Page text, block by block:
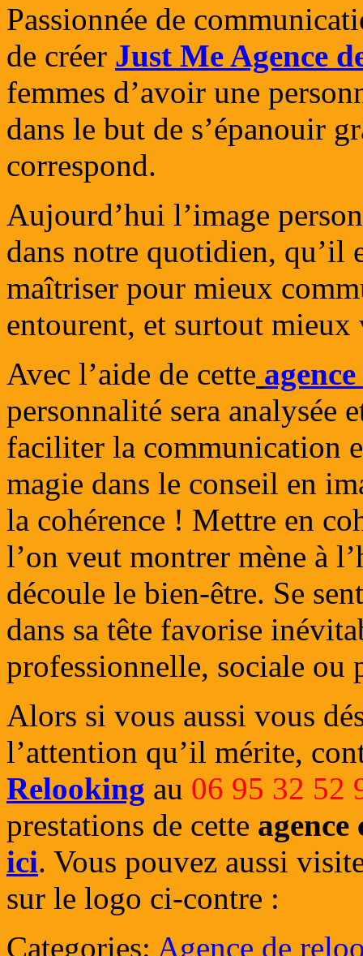
Passionnée de
de créer Just Me Agence
femmes d’avoir une
dans le but de s’épanouir
correspond.
Aujourd’hui l’image
dans notre quotidien, qu’il
maîtriser pour mieux
entourent, et surtout
Avec l’aide de cette
personnalité sera analysée
faciliter la communication
magie dans le conseil en
la cohérence ! Mettre en
l’on veut montrer mène à
découle le bien-être. Se
dans sa tête favorise
professionnelle, sociale ou
Alors si vous aussi vous
l’attention qu’il mérite,
Relooking au 06 95 32 52
prestations de cette agence
ici. Vous pouvez aussi
sur le logo ci-contre :
Categories: Agence de